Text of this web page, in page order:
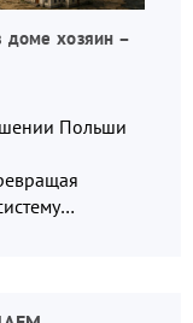
доме хозяин –
Польши